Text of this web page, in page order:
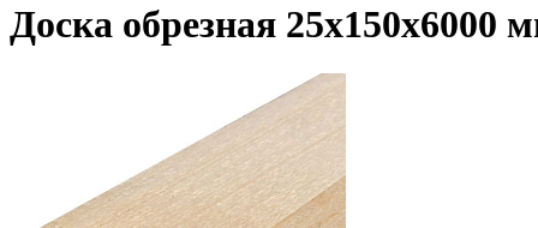
Доска обрезная 25х150х6000